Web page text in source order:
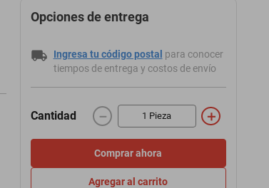
Opciones de entrega
Ingresa tu código postal para conocer
tiempos de entrega y costos de envío
Cantidad ＋
－
Comprar ahora
Agregar al carrito